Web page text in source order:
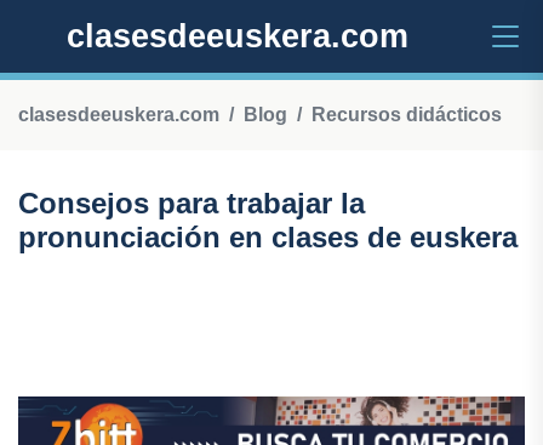
clasesdeeuskera.com
clasesdeeuskera.com Blog Recursos didácticos
Consejos para trabajar la
pronunciación en clases de euskera